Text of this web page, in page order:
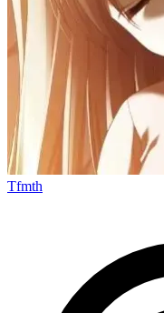
Tfmth